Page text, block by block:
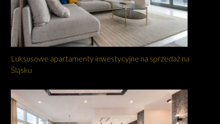
Luksusowe apartamenty inwestycyjne na sprzedaż na
Śląsku